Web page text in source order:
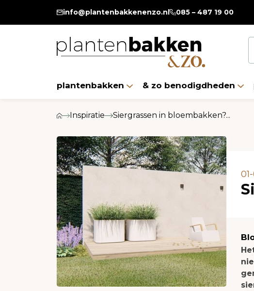
T/m 13 augustus 20% extra
info@plantenbakkenenzo.nl 085 – 487 19 00
plantenbakken & zo benodigdheden
Inspiratie Siergrassen in bloembakken?...